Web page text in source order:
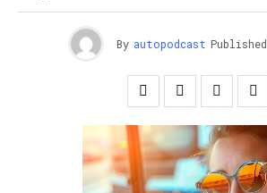
By autopodcast Published